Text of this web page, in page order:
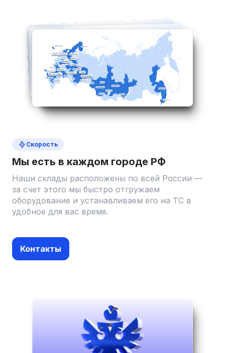
Скорость
Мы есть в каждом городе РФ
Наши склады расположены по всей России —
за счет этого мы быстро отгружаем
оборудование и устанавливаем его на ТС в
удобное для вас время.
Контакты